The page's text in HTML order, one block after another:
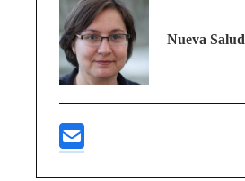
Nueva Salud